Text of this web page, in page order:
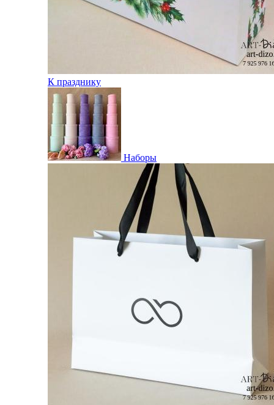
К празднику
Наборы